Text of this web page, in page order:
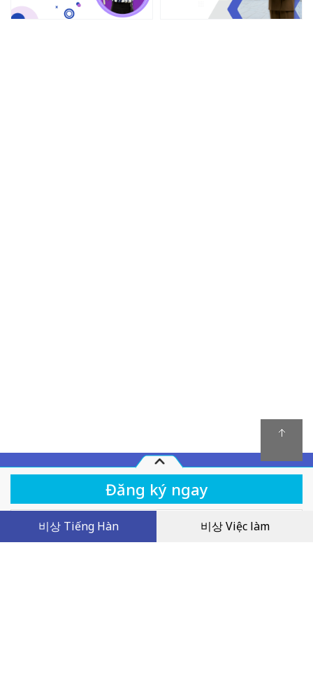
Khóa học
Facebook Livestream 2022.08 Làm chủ ngữ pháp
tường thuật gián tiếp 'Rằng thì là ma' trong tiếng
Quy chế hoạt động
Chính sách giải quyết tranh chấp
비상 Tiếng Hàn 비상 Việc làm